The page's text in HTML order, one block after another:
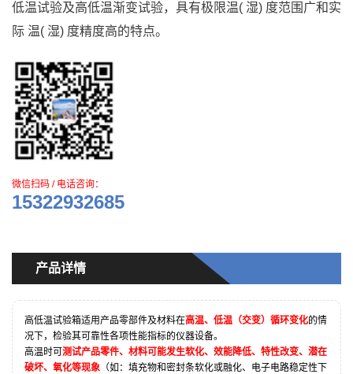
低温试验及高低温渐变试验，具有极限温( 湿) 度范围广和实
际 温( 湿) 度精度高的特点。
微信扫码 / 电话咨询：
15322932685
产品详情
高低温试验箱适用产品零部件及材料在高温、低温（交变）循环变化的情
况下，检验其可靠性各项性能指标的仪器设备。
高温时可 测试产品零件、材料可能发生软化、效能降低、特性改变、潜在
破坏、氧化等现象 （如：填充物和密封条软化或融化、电子电路稳定性下